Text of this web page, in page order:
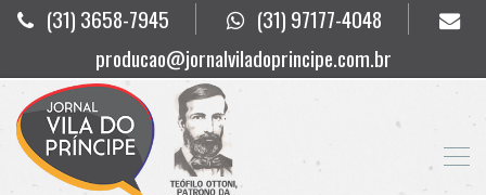
(31) 3658-7945
(31) 97177-4048
producao@jornalviladoprincipe.com.br